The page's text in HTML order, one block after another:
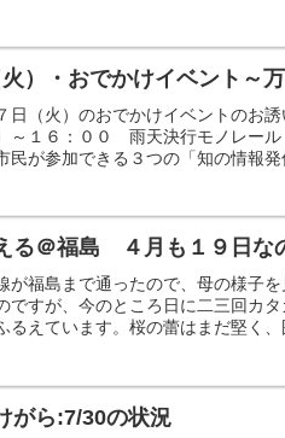
）・おでかけイベント～
日（火）のおでかけイベントのお
～１６：００ 雨天決行モノレー
民が参加できる３つの「知の情報発
る＠福島 ４月も１９日な
が福島まで通ったので、母の様子
ですが、今のところ日に二三回カ
るえています。桜の蕾はまだ堅く
がら:7/30の状況